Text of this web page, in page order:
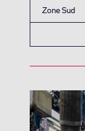
Zone Sud